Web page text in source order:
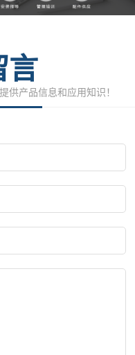
言
供产品信息和应用知识！